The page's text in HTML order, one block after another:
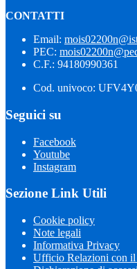
CONTATTI
Email:
PEC:
C.F.: 94180990361
Cod. univoco:
Seguici su
Facebook
Youtube
Instagram
Sezione Link Utili
Cookie policy
Note legali
Informativa Privacy
Ufficio Relazioni con